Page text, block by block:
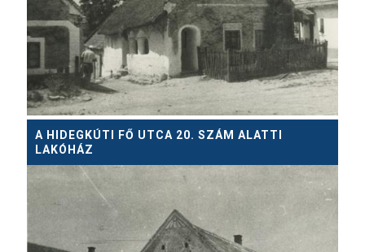
A HIDEGKÚTI FŐ UTCA 20. SZÁM ALATTI
LAKÓHÁZ